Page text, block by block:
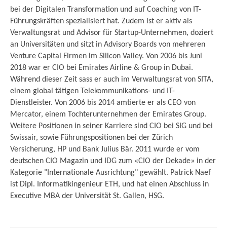
bei der Digitalen Transformation und auf Coaching von IT-
Führungskräften spezialisiert hat. Zudem ist er aktiv als
Verwaltungsrat und Advisor für Startup-Unternehmen, doziert
an Universitäten und sitzt in Advisory Boards von mehreren
Venture Capital Firmen im Silicon Valley. Von 2006 bis Juni
2018 war er CIO bei Emirates Airline & Group in Dubai.
Während dieser Zeit sass er auch im Verwaltungsrat von SITA,
einem global tätigen Telekommunikations- und IT-
Dienstleister. Von 2006 bis 2014 amtierte er als CEO von
Mercator, einem Tochterunternehmen der Emirates Group.
Weitere Positionen in seiner Karriere sind CIO bei SIG und bei
Swissair, sowie Führungspositionen bei der Zürich
Versicherung, HP und Bank Julius Bär. 2011 wurde er vom
deutschen CIO Magazin und IDG zum «CIO der Dekade» in der
Kategorie "Internationale Ausrichtung" gewählt. Patrick Naef
ist Dipl. Informatikingenieur ETH, und hat einen Abschluss in
Executive MBA der Universität St. Gallen, HSG.